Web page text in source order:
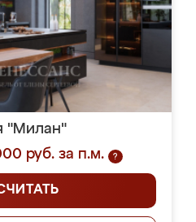
"Милан"
руб. за п.м.
?